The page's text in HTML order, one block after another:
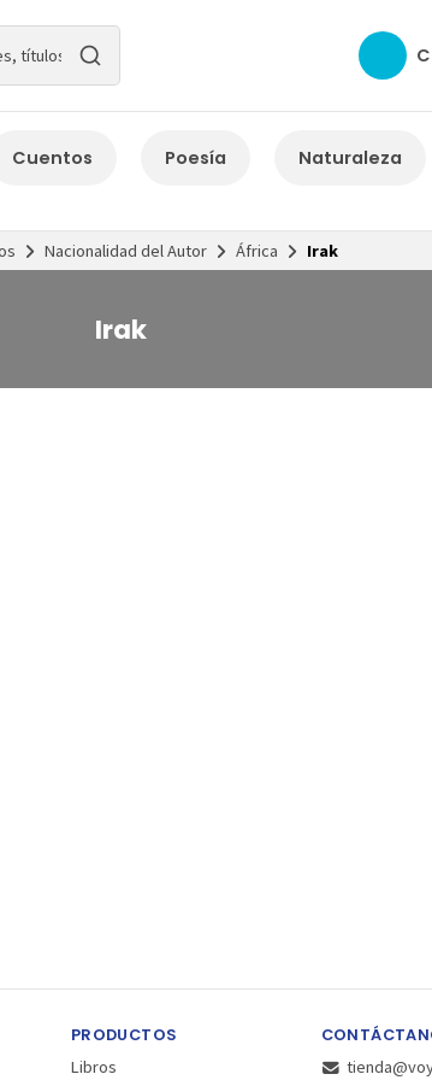
Cuentos Poesía Naturaleza
Nacionalidad del Autor África Irak
Irak
PRODUCTOS
Libros